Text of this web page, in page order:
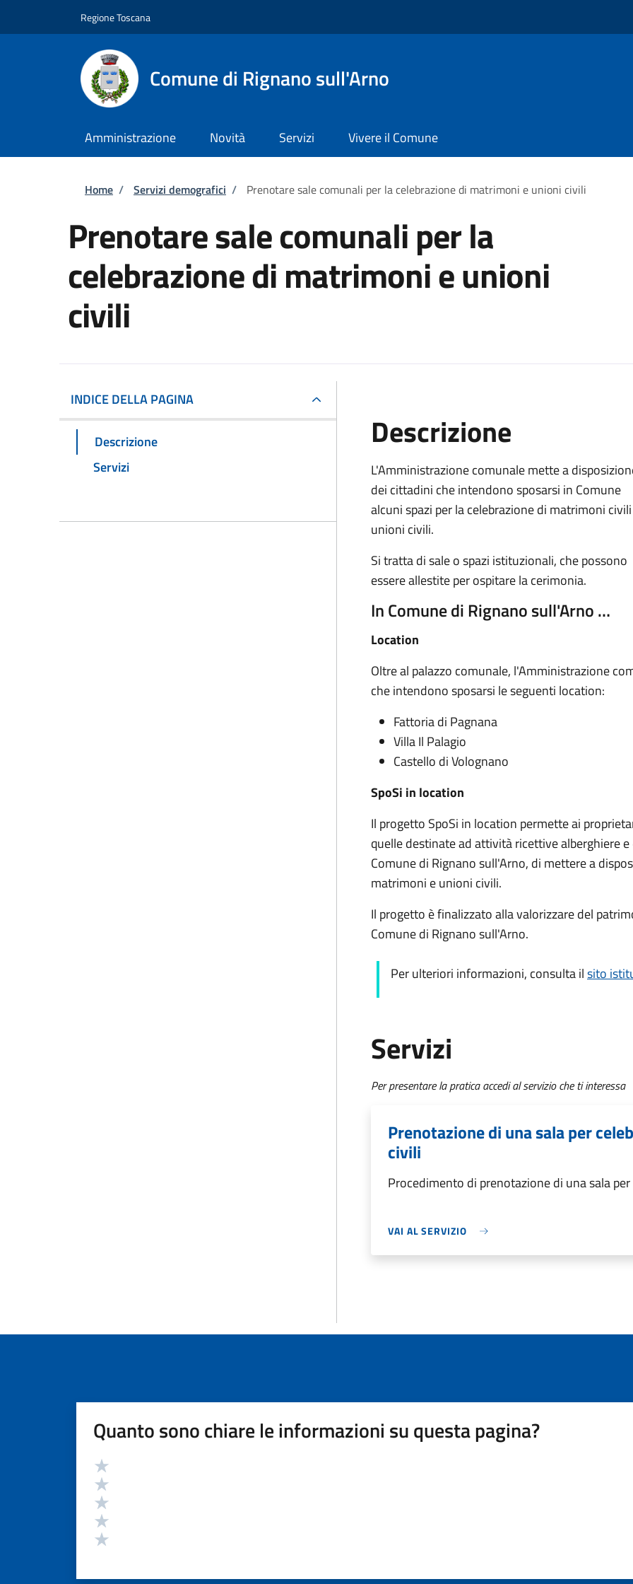
Regione Toscana
Comune di Rignano sull'Arno
Amministrazione Novità Servizi Vivere il Comune
Briciole di pane
Home / Servizi demografici / Prenotare sale comunali per la celebrazione di matrimoni e unioni civili
Prenotare sale comunali per la
celebrazione di matrimoni e unioni
civili
INDICE DELLA PAGINA
Descrizione
Servizi
Descrizione
L'Amministrazione comunale mette a
dei cittadini che intendono sposarsi in Comune
alcuni spazi per la celebrazione di matrimoni
unioni civili.
Si tratta di sale o spazi istituzionali, che possono
essere allestite per ospitare la cerimonia.
In Comune di Rignano sull'Arno …
Location
Oltre al palazzo comunale, l'Amministrazione
che intendono sposarsi le seguenti location:
Fattoria di Pagnana
Villa Il Palagio
Castello di Volognano
SpoSi in location
Il progetto SpoSi in location permette ai
quelle destinate ad attività ricettive alberghiere
Comune di Rignano sull'Arno, di mettere a
matrimoni e unioni civili.
Il progetto è finalizzato alla valorizzare del
Comune di Rignano sull'Arno.
Per ulteriori informazioni, consulta ilsito
Servizi
Per presentare la pratica accedi al servizio che ti interessa
Prenotazione di una sala per
civili
Procedimento di prenotazione di una sala
VAI AL SERVIZIO
Quanto sono chiare le informazioni su questa pagina?
Valutazione